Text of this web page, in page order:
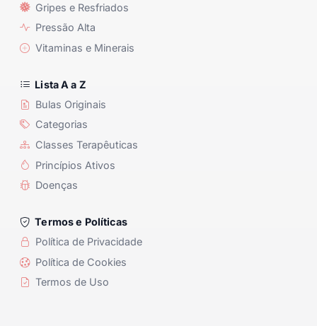
Gripes e Resfriados
Pressão Alta
Vitaminas e Minerais
Lista A a Z
Bulas Originais
Categorias
Classes Terapêuticas
Princípios Ativos
Doenças
Termos e Políticas
Política de Privacidade
Política de Cookies
Termos de Uso